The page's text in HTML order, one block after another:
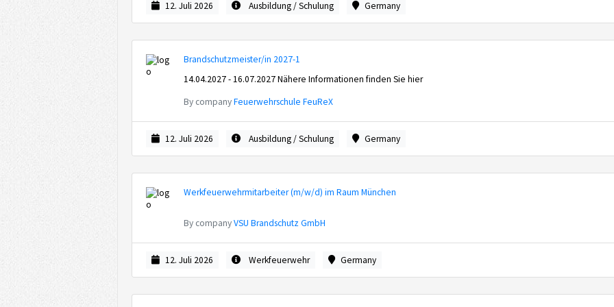
12. Juli 2026 Ausbildung / Schulung Germany
Brandschutzmeister/in 2027-1
14.04.2027 - 16.07.2027 Nähere Informationen finden Sie hier
By companyFeuerwehrschule FeuReX
12. Juli 2026 Ausbildung / Schulung Germany
Werkfeuerwehrmitarbeiter (m/w/d) im Raum München
By companyVSU Brandschutz GmbH
12. Juli 2026 Werkfeuerwehr Germany